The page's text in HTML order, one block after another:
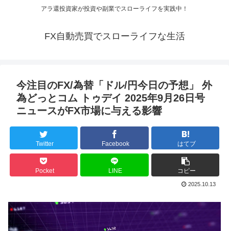
アラ還投資家が投資や副業でスローライフを実践中！
FX自動売買でスローライフな生活
今注目のFX/為替「ドル/円今日の予想」 外
為どっとコム トゥデイ 2025年9月26日号
ニュースがFX市場に与える影響
Twitter Facebook はてブ
Pocket LINE コピー
2025.10.13